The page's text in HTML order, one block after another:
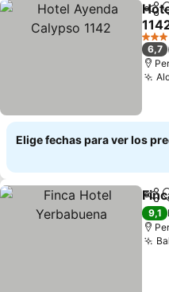
3
6,7
Elige fechas para ver los
9,1